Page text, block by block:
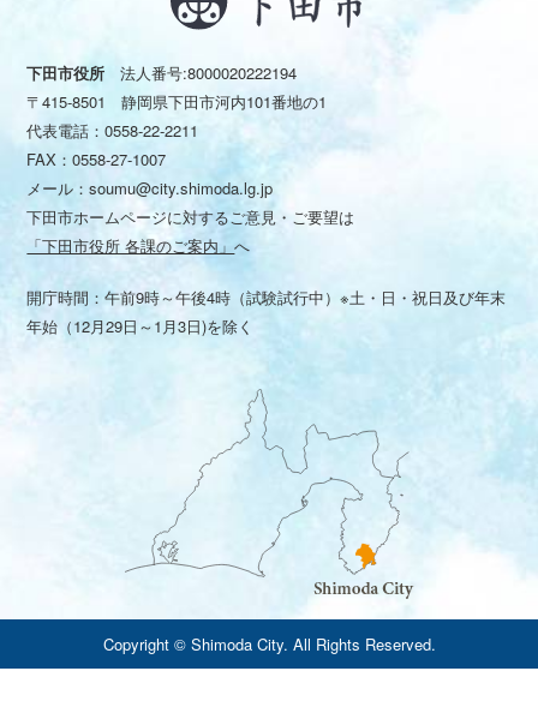
下田市役所 法人番号:8000020222194
〒415-8501 静岡県下田市河内101番地の1
代表電話：0558-22-2211
FAX：0558-27-1007
メール：soumu@city.shimoda.lg.jp
下田市ホームページに対するご意見・ご要望は
「下田市役所 各課のご案内」へ
開庁時間：午前9時～午後4時（試験試行中）※土・日・祝日及び年末
年始（12月29日～1月3日)を除く
Copyright © Shimoda City. All Rights Reserved.